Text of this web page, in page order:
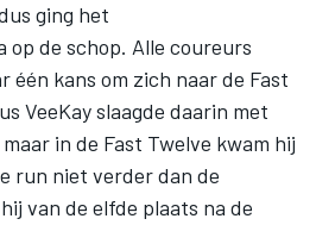
ging het
de schop. Alle coureurs
één kans om zich naar de Fast
VeeKayslaagde daarin met
in de Fast Twelve kwam hij
run niet verder dan de
van de elfde plaats na de